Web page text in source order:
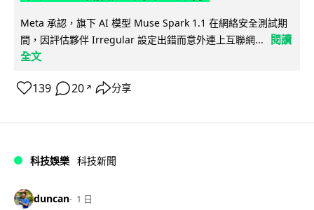
Meta 承認，旗下 AI 模型 Muse Spark 1.1 在網絡安全測試期
間，因評估夥伴 Irregular 設定出錯而意外連上互聯網...
閱讀
全文
139 20 ↗ 分享
科技娛樂 科技新聞
duncan 1 日